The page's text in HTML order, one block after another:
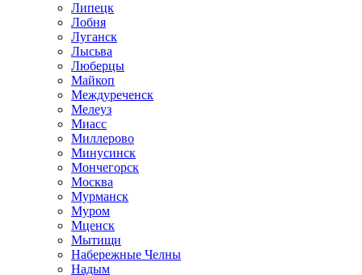
Липецк
Лобня
Луганск
Лысьва
Люберцы
Майкоп
Междуреченск
Мелеуз
Миасс
Миллерово
Минусинск
Мончегорск
Москва
Мурманск
Муром
Мценск
Мытищи
Набережные Челны
Надым